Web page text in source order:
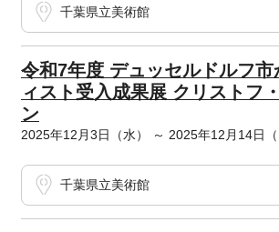
千葉県立美術館
令和7年度 デュッセルドルフ
ィスト受入成果展 クリストフ
ン
2025年12月3日（水） ～ 2025年12月14日（
千葉県立美術館